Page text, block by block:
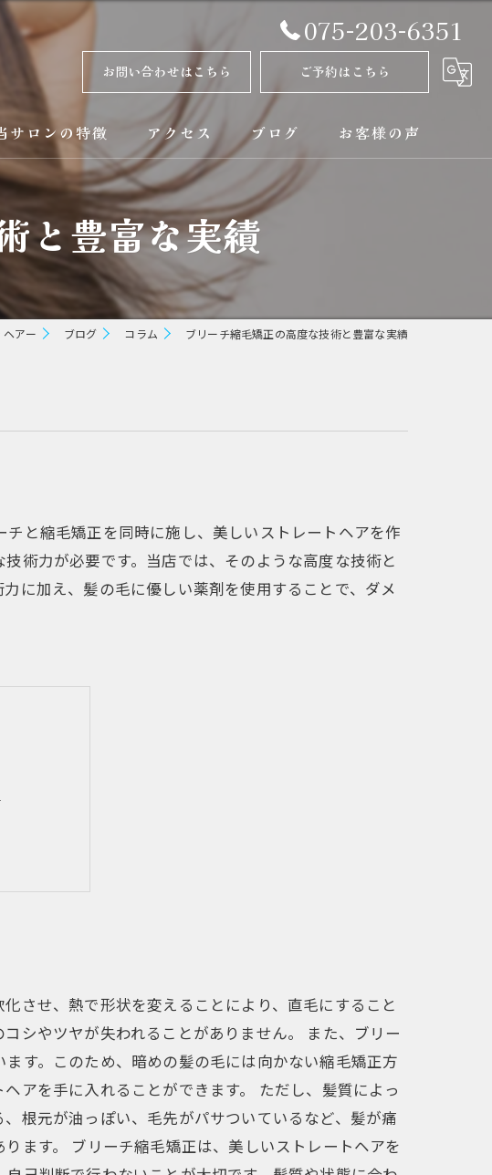
075-203-6351
お問い合わせはこちら ご予約はこちら
サロンの特徴
京都の縮毛矯正
ー
トリートメント
リーチ縮毛矯正
アクセス ブログ
コラム
お客様の声
と豊富な実績
アー ブログ コラム ブリーチ縮毛矯正の高度な技術と豊富な実績
と縮毛矯正を同時に施し、美しいストレートヘアを作
術力が必要です。当店では、そのような高度な技術と
に加え、髪の毛に優しい薬剤を使用することで、ダメ
させ、熱で形状を変えることにより、直毛にすること
シやツヤが失われることがありません。 また、ブリー
す。このため、暗めの髪の毛には向かない縮毛矯正方
アを手に入れることができます。 ただし、髪質によっ
根元が油っぽい、毛先がパサついているなど、髪が痛
ます。 ブリーチ縮毛矯正は、美しいストレートヘアを